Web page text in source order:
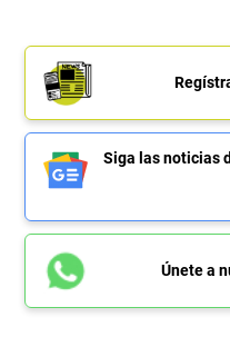
Siga las noticias
Únete a